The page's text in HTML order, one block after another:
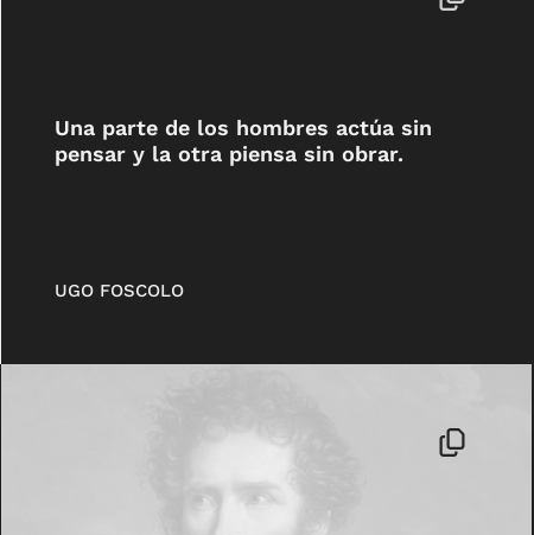
Una parte de los hombres actúa sin
pensar y la otra piensa sin obrar.
UGO FOSCOLO